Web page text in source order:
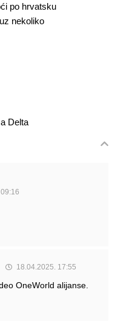
po hrvatsku
nekoliko
Delta
18.04.2025. 17:55
OneWorld alijanse.